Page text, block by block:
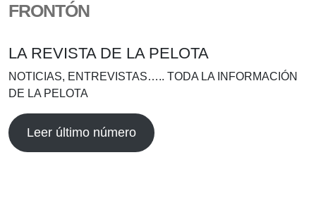
FRONTÓN
LA REVISTA DE LA PELOTA
NOTICIAS, ENTREVISTAS….. TODA LA INFORMACIÓN
DE LA PELOTA
Leer último número